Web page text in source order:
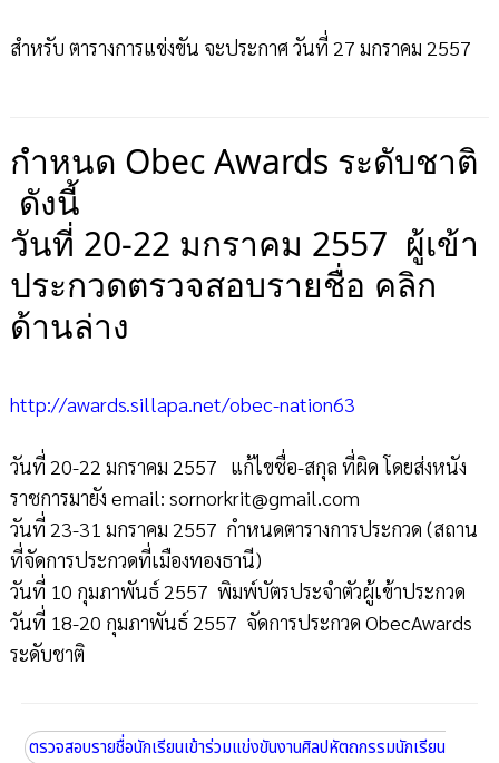
สำหรับ ตารางการแข่งขัน จะประกาศ วันที่ 27 มกราคม 2557
กำหนด Obec Awards ระดับชาติ
ดังนี้
วันที่ 20-22 มกราคม 2557 ผู้เข้า
ประกวดตรวจสอบรายชื่อ คลิก
ด้านล่าง
http://awards.sillapa.net/obec-nation63
วันที่ 20-22 มกราคม 2557 แก้ไขชื่อ-สกุล ที่ผิด โดยส่งหนัง
ราชการมายัง email: sornorkrit@gmail.com
วันที่ 23-31 มกราคม 2557 กำหนดตารางการประกวด (สถาน
ที่จัดการประกวดที่เมืองทองธานี)
วันที่ 10 กุมภาพันธ์ 2557 พิมพ์บัตรประจำตัวผู้เข้าประกวด
วันที่ 18-20 กุมภาพันธ์ 2557 จัดการประกวด ObecAwards
ระดับชาติ
ตรวจสอบรายชื่อนักเรียนเข้าร่วมแข่งขันงานศิลปหัตถกรรมนักเรียน